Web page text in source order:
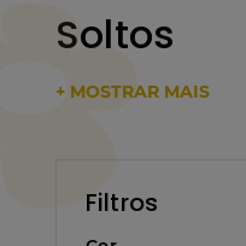
Soltos
+ MOSTRAR MAIS